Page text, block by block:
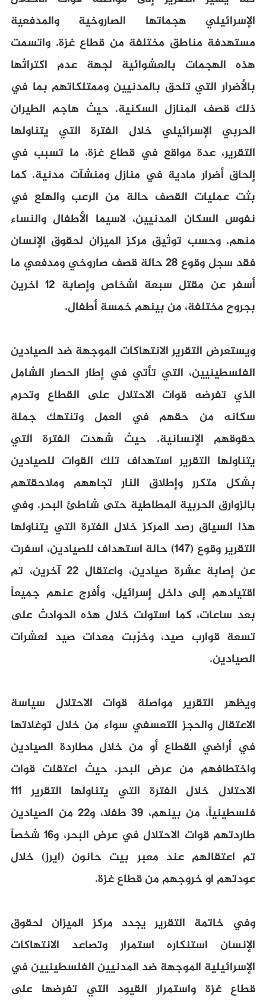
الإسرائيلي هجماتها الصاروخية والمدفعية
مستهدفة مناطق مختلفة من قطاع غزة. واتسمت
هذه الهجمات بالعشوائية لجهة عدم اكتراثها
بالأضرار التي تلحق بالمدنيين وممتلكاتهم بما في
ذلك قصف المنازل السكنية. حيث هاجم الطيران
الحربي الإسرائيلي خلال الفترة التي يتناولها
التقرير، عدة مواقع في قطاع غزة، ما تسبب في
إلحاق أضرار مادية في منازل ومنشآت مدنية. كما
بثت عمليات القصف حالة من الرعب والهلع في
نفوس السكان المدنيين، لاسيما الأطفال والنساء
منهم. وحسب توثيق مركز الميزان لحقوق الإنسان
فقد سجل وقوع 28 حالة قصف صاروخي ومدفعي ما
أسفر عن مقتل سبعة اشخاص وإصابة 12 اخرين
بجروح مختلفة، من بينهم خمسة أطفال.
ويستعرض التقرير الانتهاكات الموجهة ضد الصيادين
الفلسطينيين، التي تأتي في إطار الحصار الشامل
الذي تفرضه قوات الاحتلال على القطاع وتحرم
سكانه من حقهم في العمل وتنتهك جملة
حقوقهم الإنسانية. حيث شهدت الفترة التي
يتناولها التقرير استهداف تلك القوات للصيادين
بشكل متكرر وإطلاق النار تجاههم وملاحقتهم
بالزوارق الحربية المطاطية حتى شاطئ البحر. وفي
هذا السياق رصد المركز خلال الفترة التي يتناولها
التقرير وقوع (147) حالة استهداف للصيادين، اسفرت
عن إصابة عشرة صيادين، واعتقال 22 آخرين، تم
اقتيادهم إلى داخل إسرائيل، وأفرج عنهم جميعاً
بعد ساعات، كما استولت خلال هذه الحوادث على
تسعة قوارب صيد، وخرّبت معدات صيد لعشرات
الصيادين.
ويظهر التقرير مواصلة قوات الاحتلال سياسة
الاعتقال والحجز التعسفي سواء من خلال توغلاتها
في أراضي القطاع أو من خلال مطاردة الصيادين
واختطافهم من عرض البحر. حيث اعتقلت قوات
الاحتلال خلال الفترة التي يتناولها التقرير 111
فلسطينياً، من بينهم، 39 طفلا، و22 من الصيادين
طاردتهم قوات الاحتلال في عرض البحر، و16 شخصاً
تم اعتقالهم عند معبر بيت حانون (ايرز) خلال
عودتهم او خروجهم من قطاع غزة.
وفي خاتمة التقرير يجدد مركز الميزان لحقوق
الإنسان استنكاره استمرار وتصاعد الانتهاكات
الإسرائيلية الموجهة ضد المدنيين الفلسطينيين في
قطاع غزة واستمرار القيود التي تفرضها على